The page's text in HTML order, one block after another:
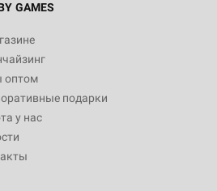
GAMES
оптом
подарки
у нас